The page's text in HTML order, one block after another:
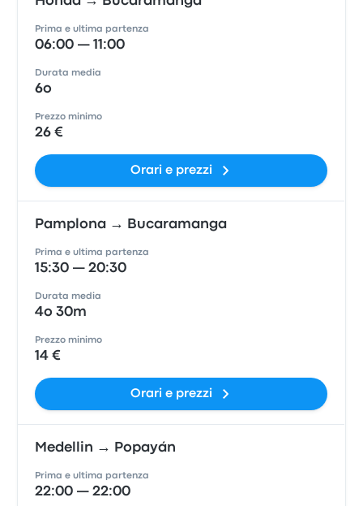
Prima e ultima partenza
06:00 — 11:00
Durata media
6o
Prezzo minimo
26 €
Orari e prezzi
Pamplona → Bucaramanga
Prima e ultima partenza
15:30 — 20:30
Durata media
4o 30m
Prezzo minimo
14 €
Orari e prezzi
Medellin → Popayán
Prima e ultima partenza
22:00 — 22:00